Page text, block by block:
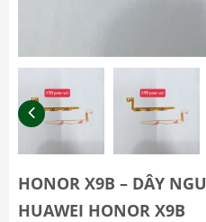
HONOR X9B – DÂY
HUAWEI HONOR X9B